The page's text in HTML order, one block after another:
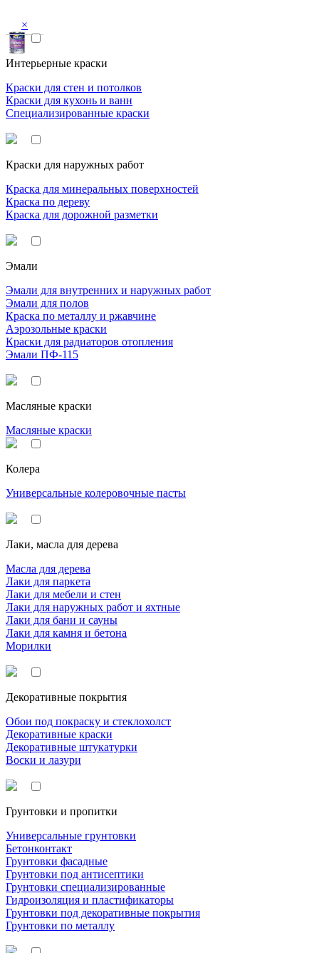
×
Интерьерные краски
Краски для стен и потолков
Краски для кухонь и ванн
Специализированные краски
Краски для наружных работ
Краска для минеральных поверхностей
Краска по дереву
Краска для дорожной разметки
Эмали
Эмали для внутренних и наружных работ
Эмали для полов
Краска по металлу и ржавчине
Аэрозольные краски
Краски для радиаторов отопления
Эмали ПФ-115
Масляные краски
Масляные краски
Колера
Универсальные колеровочные пасты
Лаки, масла для дерева
Масла для дерева
Лаки для паркета
Лаки для мебели и стен
Лаки для наружных работ и яхтные
Лаки для бани и сауны
Лаки для камня и бетона
Морилки
Декоративные покрытия
Обои под покраску и стеклохолст
Декоративные краски
Декоративные штукатурки
Воски и лазури
Грунтовки и пропитки
Универсальные грунтовки
Бетонконтакт
Грунтовки фасадные
Грунтовки под антисептики
Грунтовки специализированные
Гидроизоляция и пластификаторы
Грунтовки под декоративные покрытия
Грунтовки по металлу